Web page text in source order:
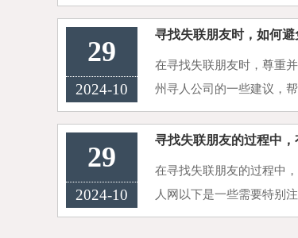
想合法拿回自己的抵押车
合同：首先，你需要了解你
29
2024-10
寻找失联朋友时，如何避
在寻找失联朋友时，尊重
州寻人公司的一些建议，
私：限制信息公开：当在
时，避免公开过多的个人信
29
2024-10
寻找失联朋友的过程中
在寻找失联朋友的过程中
人网以下是一些需要特别
寻人信息应当尽可能全面